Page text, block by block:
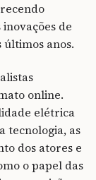
de
últimos anos.
online.
elétrica
tecnologia, as
dos atores e
o papel das